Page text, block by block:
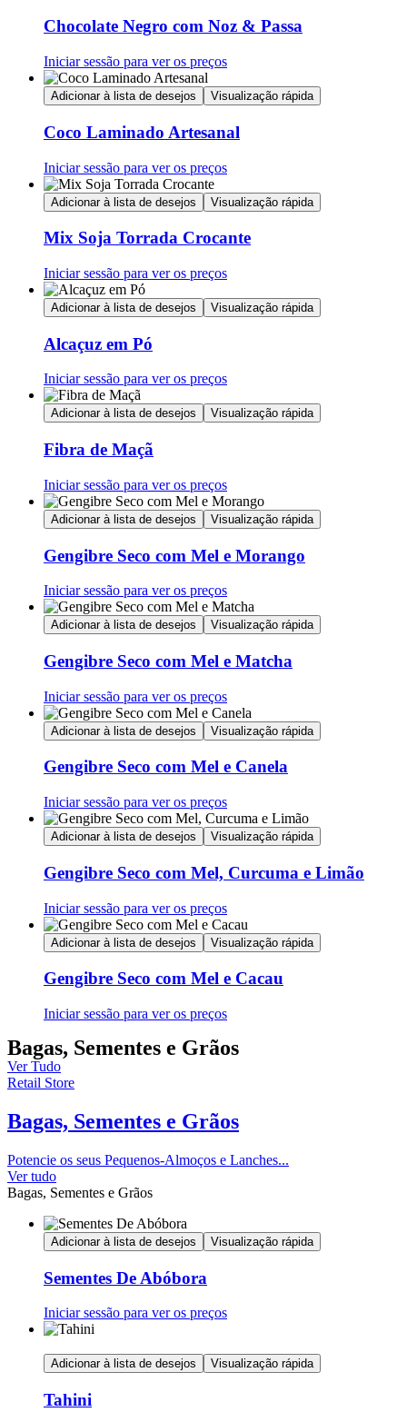
Chocolate Negro com Noz & Passa
Iniciar sessão para ver os preços
Adicionar à lista de desejos Visualização rápida
Coco Laminado Artesanal
Iniciar sessão para ver os preços
Adicionar à lista de desejos Visualização rápida
Mix Soja Torrada Crocante
Iniciar sessão para ver os preços
Adicionar à lista de desejos Visualização rápida
Alcaçuz em Pó
Iniciar sessão para ver os preços
Adicionar à lista de desejos Visualização rápida
Fibra de Maçã
Iniciar sessão para ver os preços
Adicionar à lista de desejos Visualização rápida
Gengibre Seco com Mel e Morango
Iniciar sessão para ver os preços
Adicionar à lista de desejos Visualização rápida
Gengibre Seco com Mel e Matcha
Iniciar sessão para ver os preços
Adicionar à lista de desejos Visualização rápida
Gengibre Seco com Mel e Canela
Iniciar sessão para ver os preços
Adicionar à lista de desejos Visualização rápida
Gengibre Seco com Mel, Curcuma e Limão
Iniciar sessão para ver os preços
Adicionar à lista de desejos Visualização rápida
Gengibre Seco com Mel e Cacau
Iniciar sessão para ver os preços
Bagas, Sementes e Grãos
Ver Tudo
Retail Store
Bagas, Sementes e Grãos
Potencie os seus Pequenos-Almoços e Lanches...
Ver tudo
Bagas, Sementes e Grãos
Adicionar à lista de desejos Visualização rápida
Sementes De Abóbora
Iniciar sessão para ver os preços
Adicionar à lista de desejos Visualização rápida
Tahini